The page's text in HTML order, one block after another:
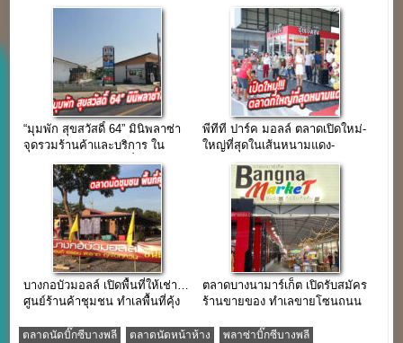
“มุมพัก สุขสวัสดิ์ 64” มินิพลาซ่า
จุดรวมร้านค้าและบริการ ใน
พีทีที ปาร์ค มอลล์ ตลาดเปิดใหม่-
ใหญ่ที่สุดในเส้นหนามแดง-
บางกอบัวมอลล์ เปิดพื้นที่ให้เช่า…
ศูนย์ร้านค้าชุมชน ทำเลพื้นที่คุ้ง
ตลาดบางนามาร์เก็ต เปิดรับสมัคร
ร้านขายของ ทำเลขายโซนถนน
ตลาดนัดบิ๊กซีบางพลี ตลาดนัดหน้าห้าง พลาซ่าบิ๊กซีบางพลี